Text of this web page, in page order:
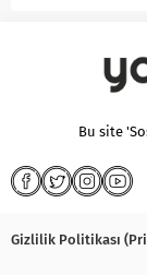
Bu site
Gizlilik Politikası